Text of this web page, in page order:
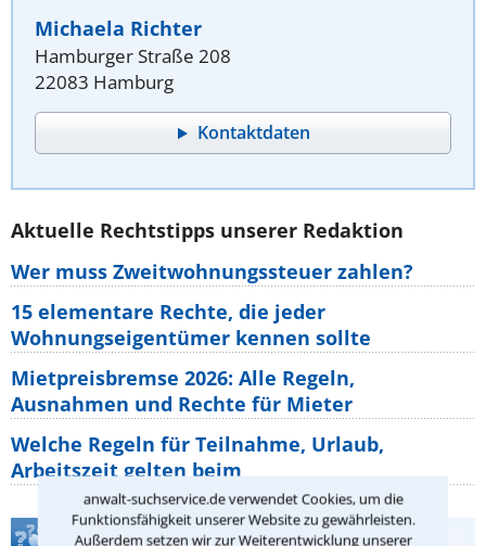
anwalt-suchservice.de verwendet Cookies, um die
Funktionsfähigkeit unserer Website zu gewährleisten.
Außerdem setzen wir zur Weiterentwicklung unserer
Michaela Richter
Hamburger Straße 208
22083 Hamburg
Kontaktdaten
Aktuelle Rechtstipps unserer Redaktion
Wer muss Zweitwohnungssteuer zahlen?
15 elementare Rechte, die jeder
Wohnungseigentümer kennen sollte
Mietpreisbremse 2026: Alle Regeln,
Ausnahmen und Rechte für Mieter
Welche Regeln für Teilnahme, Urlaub,
Arbeitszeit gelten beim